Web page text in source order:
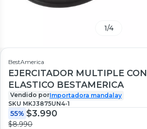
1/4
BestAmerica
EJERCITADOR MULTIPLE CON
ELASTICO BESTAMERICA
Vendido porImportadora mandalay
SKU MKJ3875UN4-1
55% $3.990
$8.990